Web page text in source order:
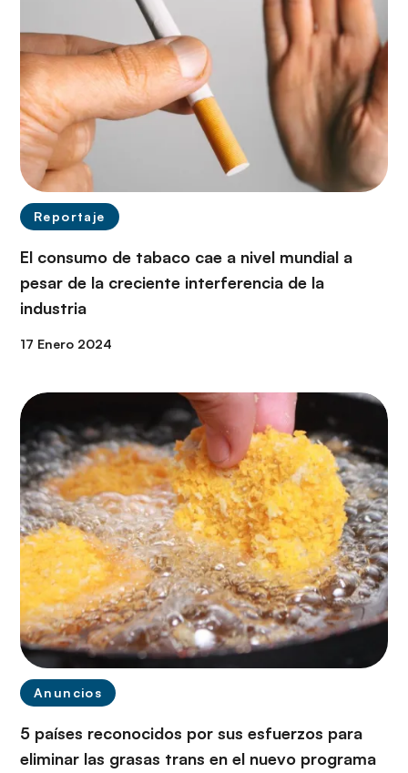
Reportaje
El consumo de tabaco cae a nivel mundial a
pesar de la creciente interferencia de la
industria
17 Enero 2024
Anuncios
5 países reconocidos por sus esfuerzos para
eliminar las grasas trans en el nuevo programa